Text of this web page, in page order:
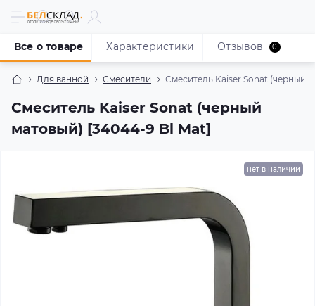
Для ванной Смесители Смеситель Kaiser Sonat (черный
Смеситель Kaiser Sonat (черный
матовый) [34044-9 Bl Mat]
Все о товаре Характеристики Отзывов 0
нет в наличии